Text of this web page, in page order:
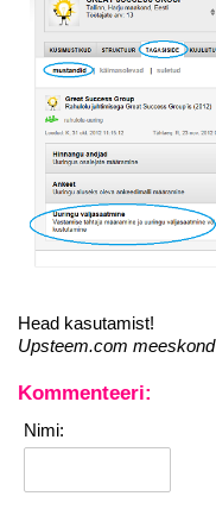
Head kasutamist!
Upsteem.com meeskond
Kommenteeri:
Nimi: